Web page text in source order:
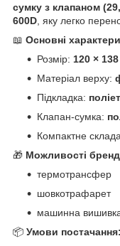
сумку з клапаном
600D , яку легко
📖 Основні
Розмір: 120 ×
Матеріал верху:
Підкладка:
Клапан-сумка:
Компактне
🎁 Можливості
термотрансфер
шовкотрафарет
машинна
📦 Умови постачання: